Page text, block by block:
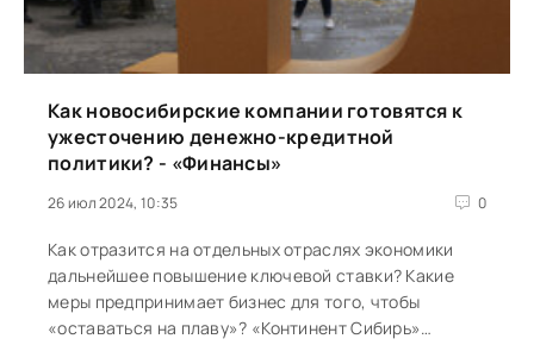
Как новосибирские компании готовятся к
ужесточению денежно-кредитной
политики? - «Финансы»
26 июл 2024, 10:35 0
Как отразится на отдельных отраслях экономики
дальнейшее повышение ключевой ставки? Какие
меры предпринимает бизнес для того, чтобы
«оставаться на плаву»? «Континент Сибирь»